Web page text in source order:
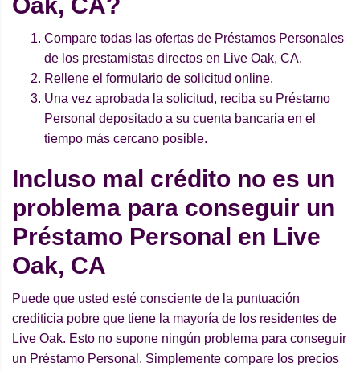
Oak, CA?
Compare todas las ofertas de Préstamos Personales
de los prestamistas directos en Live Oak, CA.
Rellene el formulario de solicitud online.
Una vez aprobada la solicitud, reciba su Préstamo
Personal depositado a su cuenta bancaria en el
tiempo más cercano posible.
Incluso mal crédito no es un
problema para conseguir un
Préstamo Personal en Live
Oak, CA
Puede que usted esté consciente de la puntuación
crediticia pobre que tiene la mayoría de los residentes de
Live Oak. Esto no supone ningún problema para conseguir
un Préstamo Personal. Simplemente compare los precios